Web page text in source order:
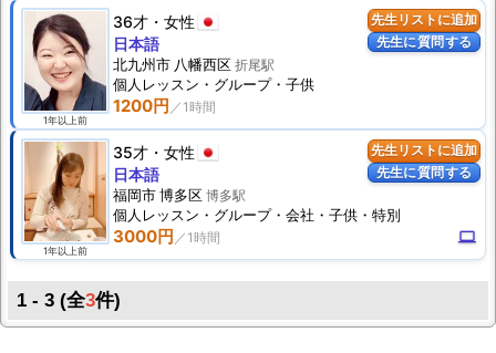
先生リストに追加
先生に質問する
1年以上前
36才 女性
1200円
日本語
北九州市 八幡西区 折尾駅
個人 レッスン ・グループ・子供
先生リストに追加
先生に質問する
1年以上前
35才 女性
3000円 computer
日本語
福岡市 博多区 博多駅
個人 レッスン ・グループ・会社・子供・特別
1 - 3 (全3件)